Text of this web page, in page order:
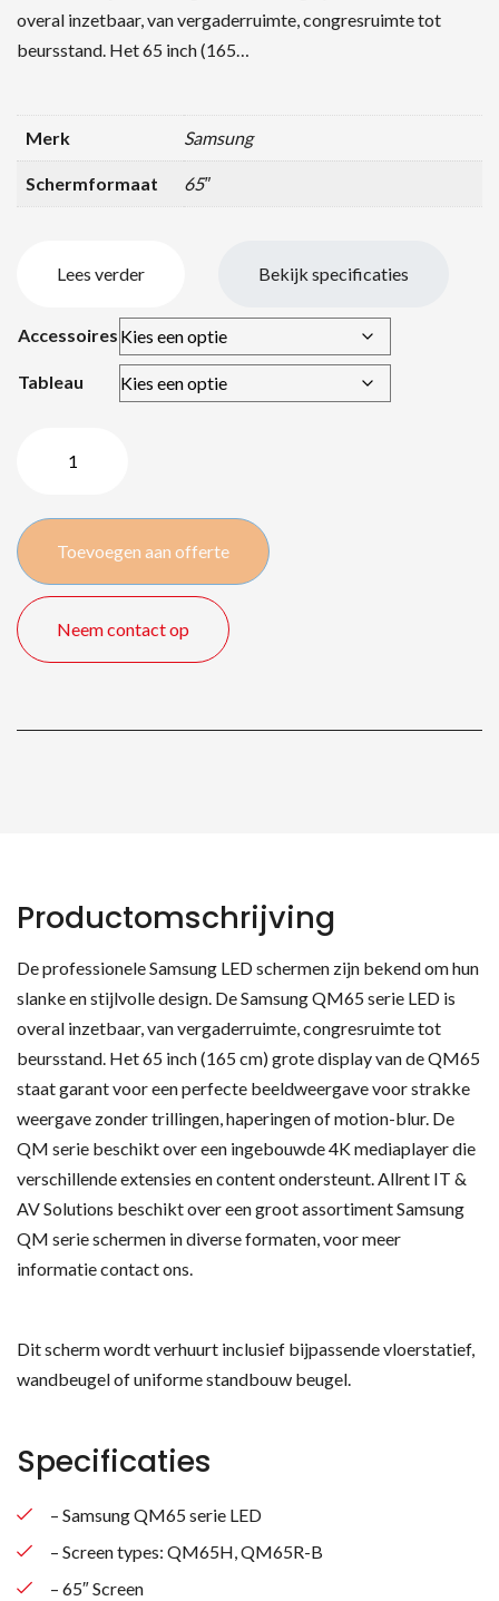
overal inzetbaar, van vergaderruimte, congresruimte tot
beursstand. Het 65 inch (165…
Merk Samsung
Schermformaat 65″
Lees verder Bekijk specificaties
Accessoires
Tableau
LED
–
65″/
165
cm
Toevoegen aan offerte
Neem contact op
Productomschrijving
De professionele Samsung LED schermen zijn bekend om hun
slanke en stijlvolle design. De Samsung QM65 serie LED is
overal inzetbaar, van vergaderruimte, congresruimte tot
beursstand. Het 65 inch (165 cm) grote display van de QM65
staat garant voor een perfecte beeldweergave voor strakke
weergave zonder trillingen, haperingen of motion-blur. De
QM serie beschikt over een ingebouwde 4K mediaplayer die
verschillende extensies en content ondersteunt. Allrent IT &
AV Solutions beschikt over een groot assortiment Samsung
QM serie schermen in diverse formaten, voor meer
informatie contact ons.
Dit scherm wordt verhuurt inclusief bijpassende vloerstatief,
wandbeugel of uniforme standbouw beugel.
Specificaties
– Samsung QM65 serie LED
– Screen types: QM65H, QM65R-B
– 65″ Screen